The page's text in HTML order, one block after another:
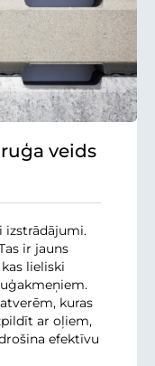
veids
izstrādājumi.
ir jauns
lieliski
kuras
ar oļiem,
efektīvu